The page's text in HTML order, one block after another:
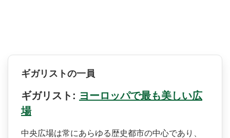
ギガリストの一員
ギガリスト: ヨーロッパで最も美しい広
場
中央広場は常にあらゆる歴史­都市の中心であり、